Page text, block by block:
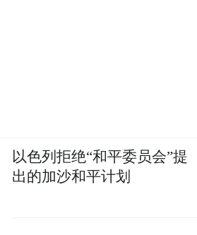
以色列拒绝“和平委员会”提
出的加沙和平计划